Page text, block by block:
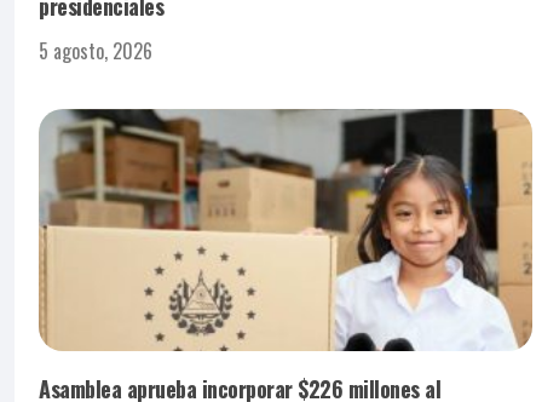
5 agosto, 2026
Asamblea aprueba incorporar $226 millones al